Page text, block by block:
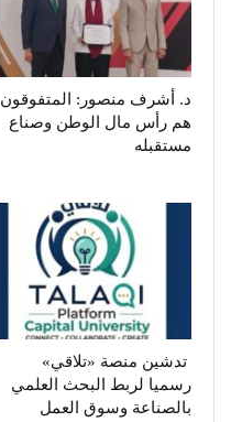
د. أشرف منصور: المتفوقون
هم رأس مال الوطن وصناع
مستقبله
تدشين منصة «تلاقي»
رسميا لربط البحث العلمي
بالصناعة وسوق العمل